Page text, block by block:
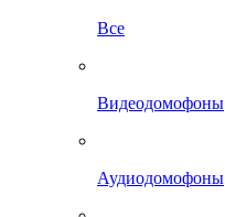
Все
Видеодомофоны
Аудиодомофоны